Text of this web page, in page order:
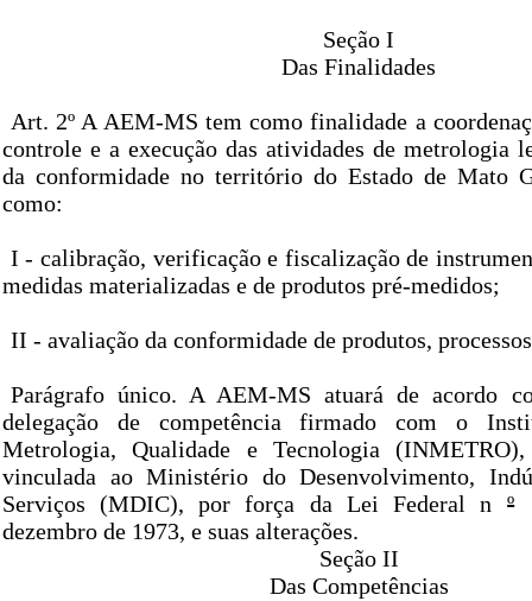
Seção I
Das Finalidades
Art. 2º A AEM-MS tem como finalidade a
controle e a execução das atividades de metrologia
da conformidade no território do Estado de Mato
como:
I - calibração, verificação e fiscalização de
medidas materializadas e de produtos pré-medidos;
II - avaliação da conformidade de produtos,
Parágrafo único. A AEM-MS atuará de acordo
delegação de competência firmado com o
Metrologia, Qualidade e Tecnologia
vinculada ao Ministério do Desenvolvimento,
Serviços (MDIC), por força da Lei Federal n
º
dezembro de 1973, e suas alterações.
Seção II
Das Competências